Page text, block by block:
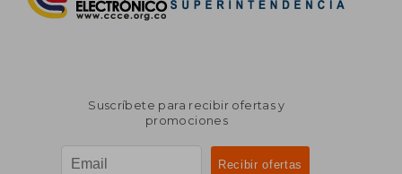
Suscríbete para recibir ofertas y
promociones